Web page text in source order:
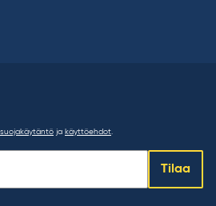
ja käyttöehdot
Tilaa